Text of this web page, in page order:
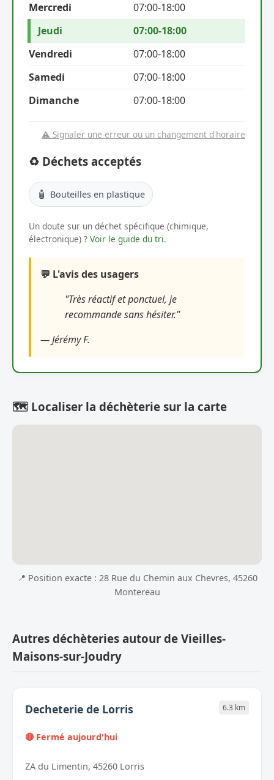
Mercredi
07:00-18:00
Jeudi
07:00-18:00
Vendredi
07:00-18:00
Samedi
07:00-18:00
Dimanche
07:00-18:00
⚠️ Signaler une erreur ou un changement d'horaire
♻️ Déchets acceptés
🧴 Bouteilles en plastique
Un doute sur un déchet spécifique (chimique,
électronique) ? Voir le guide du tri.
💬 L'avis des usagers
"Très réactif et ponctuel, je
recommande sans hésiter."
— Jérémy F.
🗺️ Localiser la déchèterie sur la carte
📍 Position exacte : 28 Rue du Chemin aux Chevres, 45260
Montereau
Autres déchèteries autour de Vieilles-
Maisons-sur-Joudry
Decheterie de Lorris 6.3 km
🔴 Fermé aujourd'hui
ZA du Limentin, 45260 Lorris